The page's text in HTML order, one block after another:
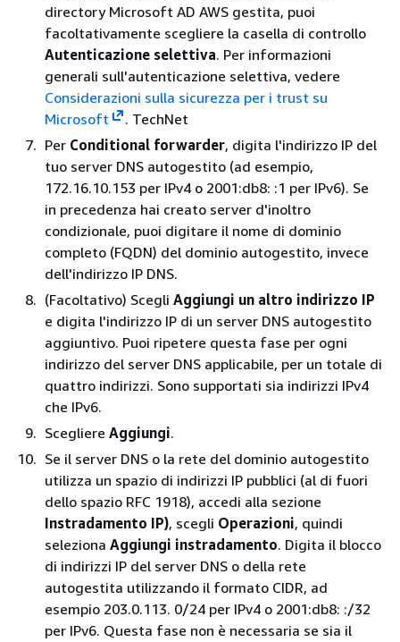
directory Microsoft AD AWS gestita, puoi
facoltativamente scegliere la casella di controllo
Autenticazione selettiva. Per informazioni
generali sull'autenticazione selettiva, vedere
Considerazioni sulla sicurezza per i trust su
Microsoft
. TechNet
Per Conditional forwarder, digita l'indirizzo IP del
tuo server DNS autogestito (ad esempio,
172.16.10.153 per IPv4 o 2001:db8: :1 per IPv6). Se
in precedenza hai creato server d'inoltro
condizionale, puoi digitare il nome di dominio
completo (FQDN) del dominio autogestito, invece
dell'indirizzo IP DNS.
(Facoltativo) Scegli Aggiungi un altro indirizzo IP
e digita l'indirizzo IP di un server DNS autogestito
aggiuntivo. Puoi ripetere questa fase per ogni
indirizzo del server DNS applicabile, per un totale di
quattro indirizzi. Sono supportati sia indirizzi IPv4
che IPv6.
Scegliere Aggiungi.
Se il server DNS o la rete del dominio autogestito
utilizza un spazio di indirizzi IP pubblici (al di fuori
dello spazio RFC 1918), accedi alla sezione
Instradamento IP), scegli Operazioni, quindi
seleziona Aggiungi instradamento. Digita il blocco
di indirizzi IP del server DNS o della rete
autogestita utilizzando il formato CIDR, ad
esempio 203.0.113. 0/24 per IPv4 o 2001:db8: :/32
per IPv6. Questa fase non è necessaria se sia il